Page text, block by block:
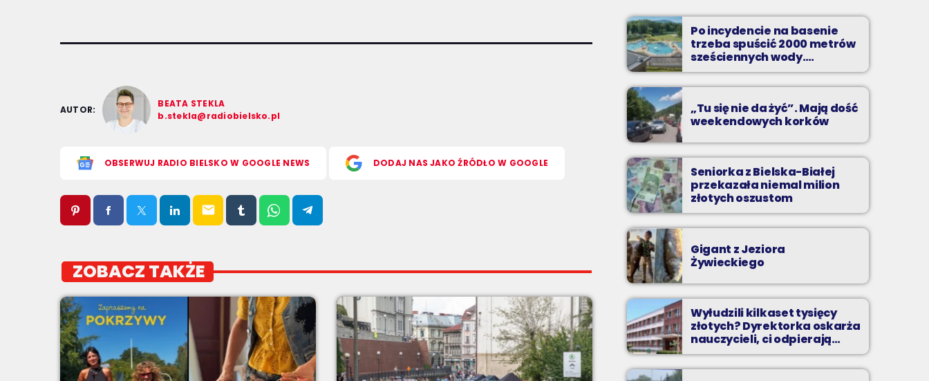
AUTOR:
BEATA STEKLA
b.stekla@radiobielsko.pl
OBSERWUJ RADIO BIELSKO W GOOGLE NEWS DODAJ NAS JAKO ŹRÓDŁO W GOOGLE
email
ZOBACZ TAKŻE
Teatr, kino, muzyka, sztuka - czyli wszystko
to, co interesuje kulturalnego człowieka.
Po incydencie na basenie
trzeba spuścić 2000 metrów
sześciennych wody.
„Ogromne koszty i ogromna
praca”
„Tu się nie da żyć”. Mają dość
weekendowych korków
Seniorka z Bielska-Białej
przekazała niemal milion
złotych oszustom
Gigant z Jeziora
Żywieckiego
Wyłudzili kilkaset tysięcy
złotych? Dyrektorka oskarża
nauczycieli, ci odpierają
zarzuty